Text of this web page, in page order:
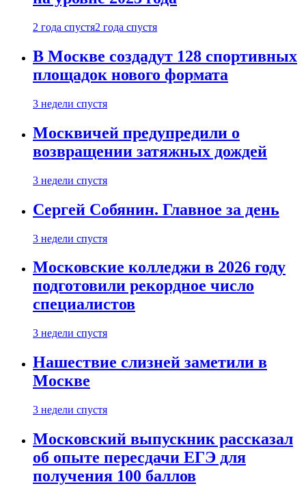
2 года спустя2 года спустя
В Москве создадут 128 спортивных
площадок нового формата
3 недели спустя
Москвичей предупредили о
возвращении затяжных дождей
3 недели спустя
Сергей Собянин. Главное за день
3 недели спустя
Московские колледжи в 2026 году
подготовили рекордное число
специалистов
3 недели спустя
Нашествие слизней заметили в
Москве
3 недели спустя
Московский выпускник рассказал
об опыте пересдачи ЕГЭ для
получения 100 баллов